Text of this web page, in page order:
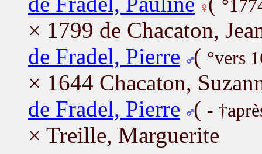
× 1799 de Chacaton,
de Fradel, Pierre ( °vers
× 1644 Chacaton,
de Fradel, Pierre ( -
× Treille, Marguerite